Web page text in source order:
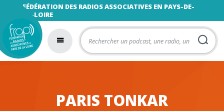
FÉDÉRATION DES RADIOS ASSOCIATIVES EN PAYS-DE-
LA-LOIRE
PARIS TONKAR